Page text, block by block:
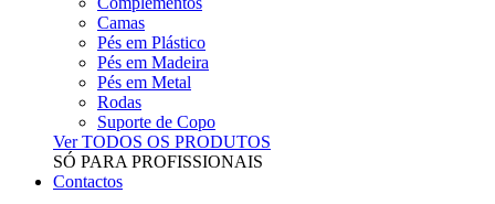
Camas
Pés em Plástico
Pés em Madeira
Pés em Metal
Rodas
Suporte de Copo
Ver TODOS OS PRODUTOS
SÓ PARA PROFISSIONAIS
Contactos